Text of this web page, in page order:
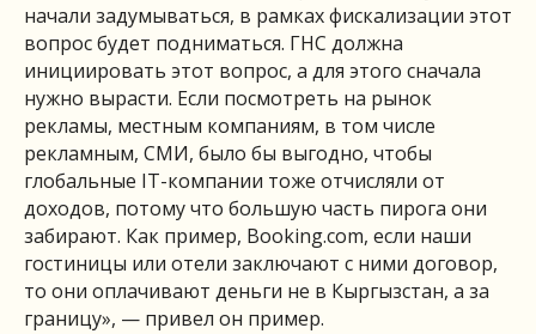
начали задумываться, в рамках фискализации этот
вопрос будет подниматься. ГНС должна
инициировать этот вопрос, а для этого сначала
нужно вырасти. Если посмотреть на рынок
рекламы, местным компаниям, в том числе
рекламным, СМИ, было бы выгодно, чтобы
глобальные IT-компании тоже отчисляли от
доходов, потому что большую часть пирога они
забирают. Как пример, Booking.com, если наши
гостиницы или отели заключают с ними договор,
то они оплачивают деньги не в Кыргызстан, а за
границу», — привел он пример.